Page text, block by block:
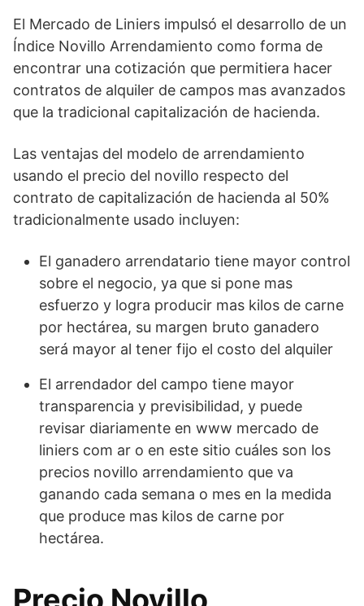
El Mercado de Liniers impulsó el desarrollo de un
Índice Novillo Arrendamiento como forma de
encontrar una cotización que permitiera hacer
contratos de alquiler de campos mas avanzados
que la tradicional capitalización de hacienda.
Las ventajas del modelo de arrendamiento
usando el precio del novillo respecto del
contrato de capitalización de hacienda al 50%
tradicionalmente usado incluyen:
El ganadero arrendatario tiene mayor control
sobre el negocio, ya que si pone mas
esfuerzo y logra producir mas kilos de carne
por hectárea, su margen bruto ganadero
será mayor al tener fijo el costo del alquiler
El arrendador del campo tiene mayor
transparencia y previsibilidad, y puede
revisar diariamente en www mercado de
liniers com ar o en este sitio cuáles son los
precios novillo arrendamiento que va
ganando cada semana o mes en la medida
que produce mas kilos de carne por
hectárea.